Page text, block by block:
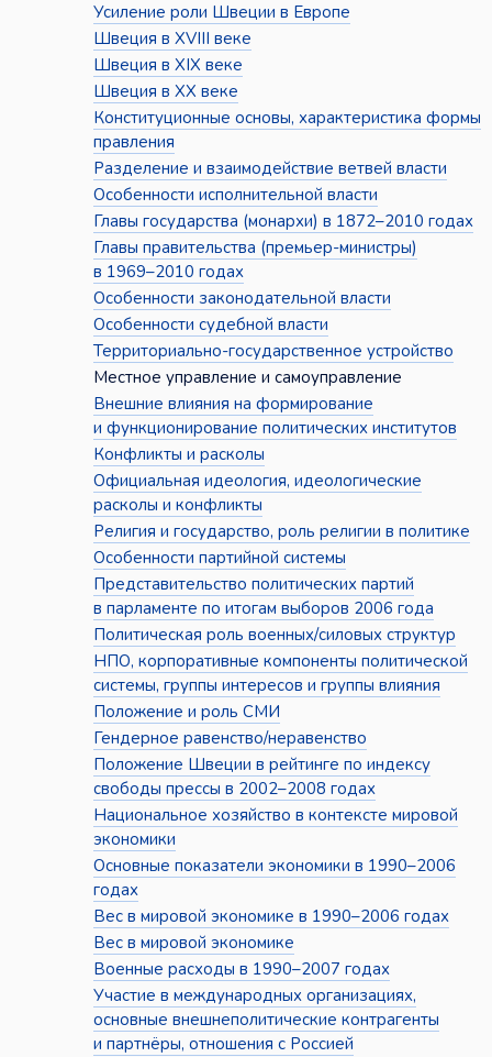
Усиление роли Швеции в Европе
Швеция в XVIII веке
Швеция в XIX веке
Швеция в XX веке
Конституционные основы, характеристика формы
правления
Разделение и взаимодействие ветвей власти
Особенности исполнительной власти
Главы государства (монархи) в 1872–2010 годах
Главы правительства (премьер-министры)
в 1969–2010 годах
Особенности законодательной власти
Особенности судебной власти
Территориально-государственное устройство
Местное управление и самоуправление
Внешние влияния на формирование
и функционирование политических институтов
Конфликты и расколы
Официальная идеология, идеологические
расколы и конфликты
Религия и государство, роль религии в политике
Особенности партийной системы
Представительство политических партий
в парламенте по итогам выборов 2006 года
Политическая роль военных/силовых структур
НПО, корпоративные компоненты политической
системы, группы интересов и группы влияния
Положение и роль СМИ
Гендерное равенство/неравенство
Положение Швеции в рейтинге по индексу
свободы прессы в 2002–2008 годах
Национальное хозяйство в контексте мировой
экономики
Основные показатели экономики в 1990–2006
годах
Вес в мировой экономике в 1990–2006 годах
Вес в мировой экономике
Военные расходы в 1990–2007 годах
Участие в международных организациях,
основные внешнеполитические контрагенты
и партнёры, отношения с Россией